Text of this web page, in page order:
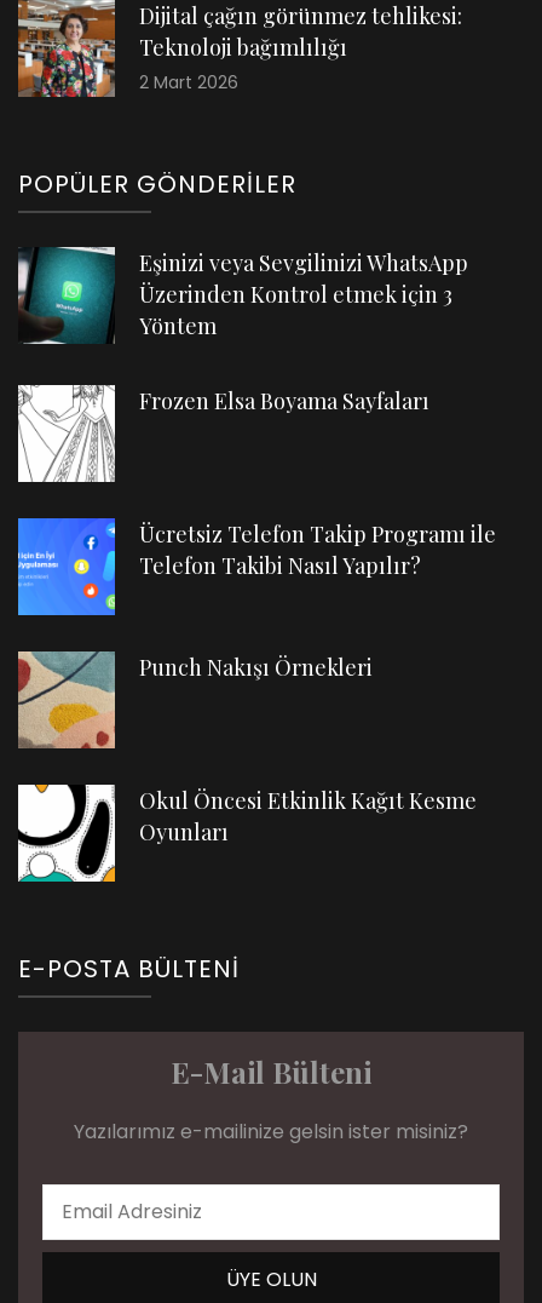
Dijital çağın görünmez tehlikesi:
Teknoloji bağımlılığı
2 Mart 2026
POPÜLER GÖNDERILER
Eşinizi veya Sevgilinizi WhatsApp
Üzerinden Kontrol etmek için 3
Yöntem
Frozen Elsa Boyama Sayfaları
Ücretsiz Telefon Takip Programı ile
Telefon Takibi Nasıl Yapılır?
Punch Nakışı Örnekleri
Okul Öncesi Etkinlik Kağıt Kesme
Oyunları
E-POSTA BÜLTENI
E-Mail Bülteni
Yazılarımız e-mailinize gelsin ister misiniz?